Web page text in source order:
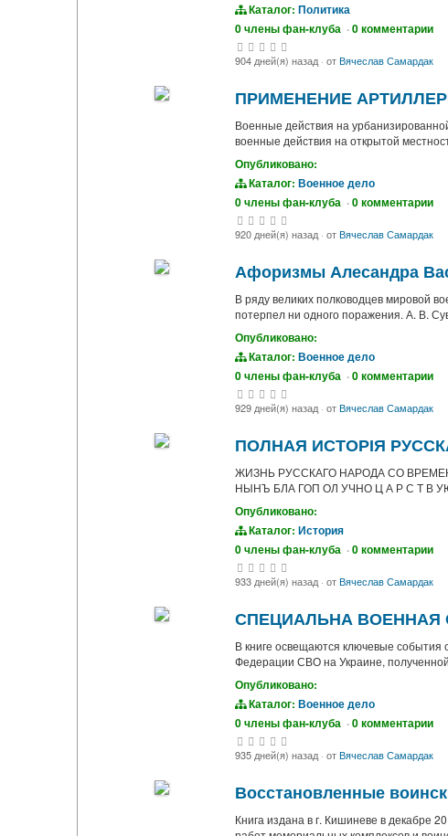
Каталог: Политика
0 члены фан-клуба ·0 комментарии
904 дней(я) назад· отВячеслав Самардак
ПРИМЕНЕНИЕ
Военные действия на
военные действия на открытой
Опубликовано:
Каталог: Военное дело
0 члены фан-клуба ·0 комментарии
920 дней(я) назад· отВячеслав Самардак
Афоризмы Алесандра
В ряду великих полководцев мировой
потерпел ни одного поражения. А. В.
Опубликовано:
Каталог: Военное дело
0 члены фан-клуба ·0 комментарии
929 дней(я) назад· отВячеслав Самардак
ПОЛНАЯ ИСТОРІЯ
ЖИЗНЬ РУССКАГО НАРОДА СО
НЫНЪ БЛА ГОП ОЛ УЧНО Ц А Р С Т В
Опубликовано:
Каталог: История
0 члены фан-клуба ·0 комментарии
933 дней(я) назад· отВячеслав Самардак
СПЕЦИАЛЬНА ВОЕННАЯ
В книге освещаются ключевые
Федерации СВО на Украине,
Опубликовано:
Каталог: Военное дело
0 члены фан-клуба ·0 комментарии
935 дней(я) назад· отВячеслав Самардак
Восстановленные
Книга издана в г. Кишиневе в декабре